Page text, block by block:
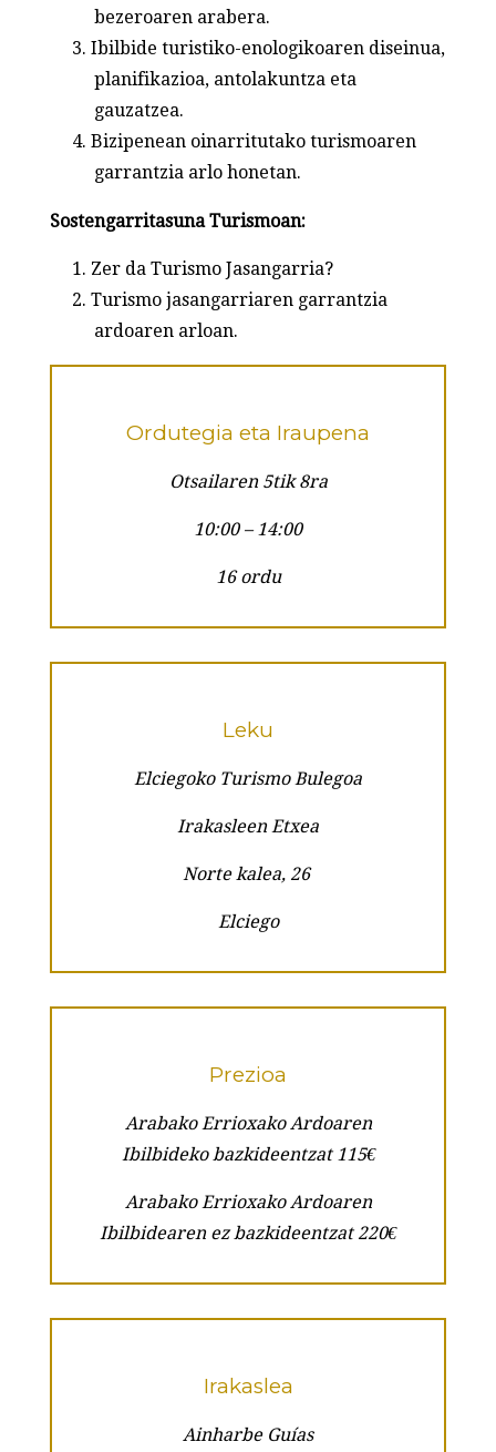
bezeroaren arabera.
Ibilbide turistiko-enologikoaren diseinua,
planifikazioa, antolakuntza eta
gauzatzea.
Bizipenean oinarritutako turismoaren
garrantzia arlo honetan.
Sostengarritasuna Turismoan:
Zer da Turismo Jasangarria?
Turismo jasangarriaren garrantzia
ardoaren arloan.
Ordutegia eta Iraupena
Otsailaren 5tik 8ra
10:00 – 14:00
16 ordu
Leku
Elciegoko Turismo Bulegoa
Irakasleen Etxea
Norte kalea, 26
Elciego
Prezioa
Arabako Errioxako Ardoaren
Ibilbideko bazkideentzat 115€
Arabako Errioxako Ardoaren
Ibilbidearen ez bazkideentzat 220€
Irakaslea
Ainharbe Guías